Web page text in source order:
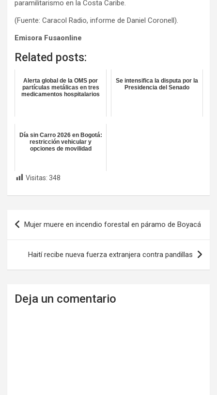
paramilitarismo en la Costa Caribe.
(Fuente: Caracol Radio, informe de Daniel Coronell).
Emisora Fusaonline
Related posts:
Alerta global de la OMS por
partículas metálicas en tres
medicamentos hospitalarios
Se intensifica la disputa por la
Presidencia del Senado
Día sin Carro 2026 en Bogotá:
restricción vehicular y
opciones de movilidad
Visitas: 348
Navegación
de
entradas
Mujer muere en incendio forestal en páramo de Boyacá
Haití recibe nueva fuerza extranjera contra pandillas
Deja un comentario